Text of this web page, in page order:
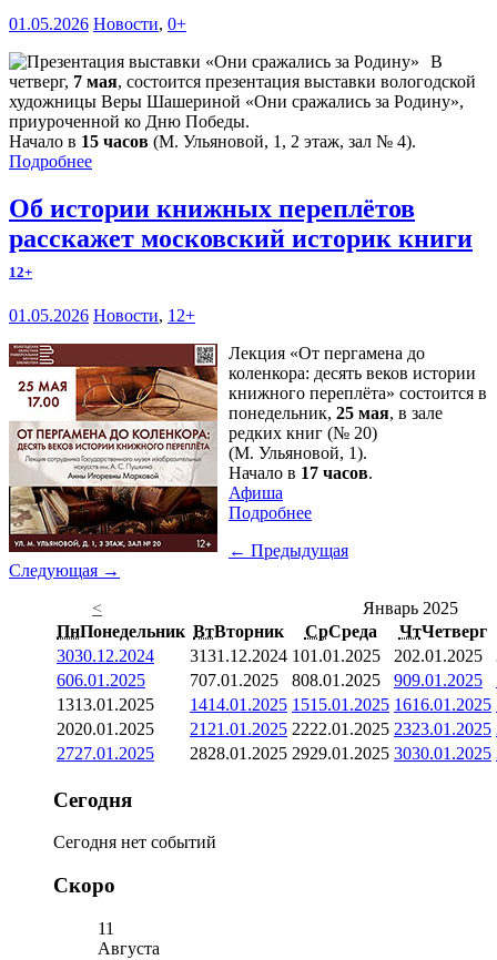
01.05.2026 Новости, 0+
В
четверг, 7 мая, состоится презентация выставки вологодской
художницы Веры Шашериной «Они сражались за Родину»,
приуроченной ко Дню Победы.
Начало в 15 часов (М. Ульяновой, 1, 2 этаж, зал № 4).
Подробнее
Об истории книжных переплётов
расскажет московский историк книги
12+
01.05.2026 Новости, 12+
Лекция «От пергамена до
коленкора: десять веков истории
книжного переплёта» состоится в
понедельник, 25 мая, в зале
редких книг (№ 20)
(М. Ульяновой, 1).
Начало в 17 часов.
Афиша
Подробнее
← Предыдущая
Следующая →
<
Январь 2025
ПнПонедельник ВтВторник СрСреда ЧтЧетверг
3030.12.2024 3131.12.2024 101.01.2025 202.01.2025
606.01.2025 707.01.2025 808.01.2025 909.01.2025
1313.01.2025 1414.01.2025 1515.01.2025 1616.01.2025
2020.01.2025 21 21.01.2025 2222.01.2025 2323.01.2025
2727.01.2025 2828.01.2025 2929.01.2025 3030.01.2025
Сегодня
Сегодня нет событий
Скоро
11
Августа